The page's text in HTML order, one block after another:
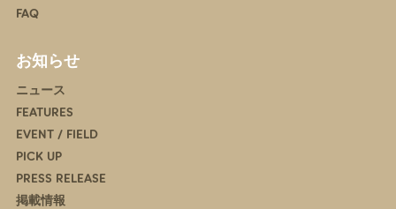
FAQ
お知らせ
ニュース
FEATURES
EVENT / FIELD
PICK UP
PRESS RELEASE
掲載情報